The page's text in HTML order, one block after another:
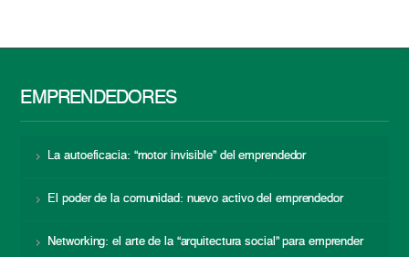
EMPRENDEDORES
La autoeficacia: “motor invisible” del emprendedor
El poder de la comunidad: nuevo activo del emprendedor
Networking: el arte de la “arquitectura social” para emprender